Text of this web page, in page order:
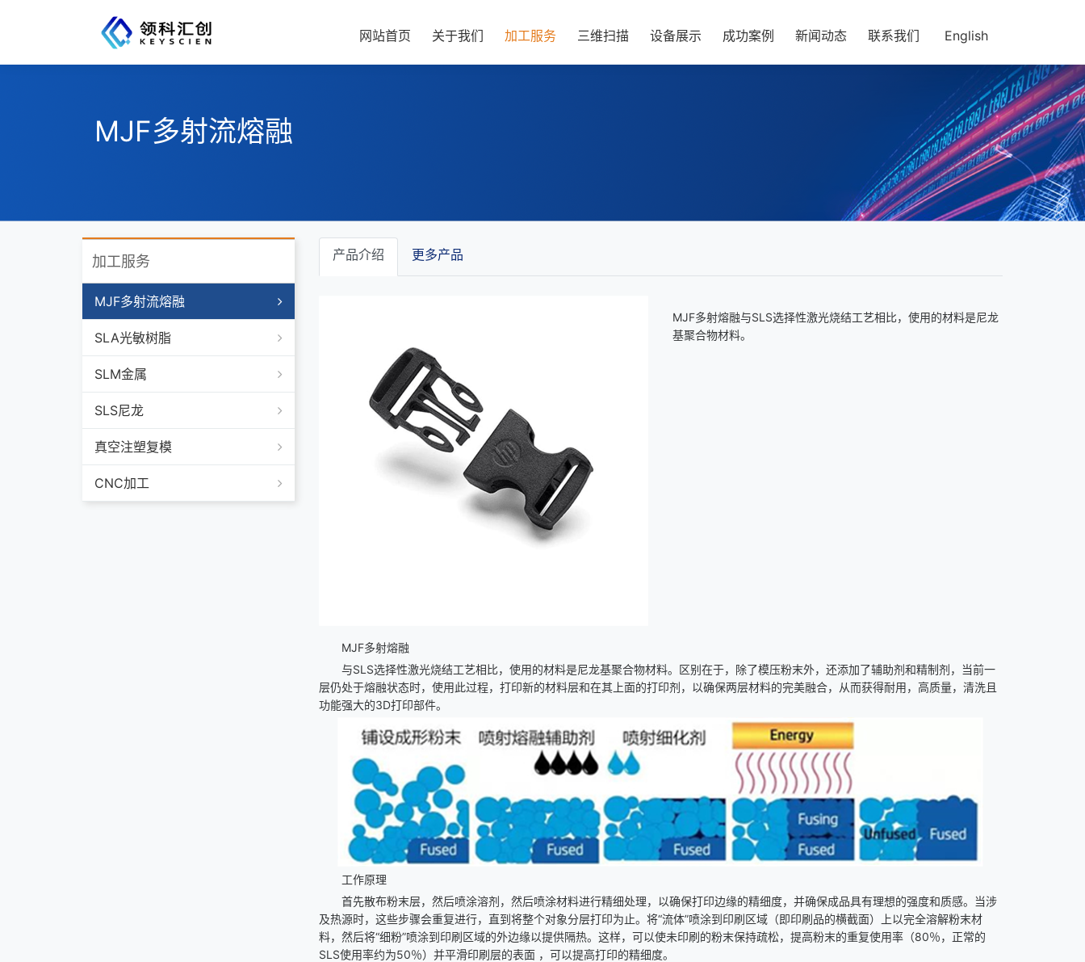
网站首页 关于我们 加工服务 三维扫描 设备展示 成功案例 新闻动态 联系我们 English
MJF多射流熔融
加工服务
MJF多射流熔融
SLA光敏树脂
SLM金属
SLS尼龙
真空注塑复模
CNC加工
产品介绍 更多产品
MJF多射熔融与SLS选择性激光烧结工艺相比，使用的材料是尼龙
基聚合物材料。
MJF多射熔融
与SLS选择性激光烧结工艺相比，使用的材料是尼龙基聚合物材料。区别在于，除了模压粉末外，还添加了辅助剂和精制剂，当前一
层仍处于熔融状态时，使用此过程，打印新的材料层和在其上面的打印剂，以确保两层材料的完美融合，从而获得耐用，高质量，清洗且
功能强大的3D打印部件。
工作原理
首先散布粉末层，然后喷涂溶剂，然后喷涂材料进行精细处理，以确保打印边缘的精细度，并确保成品具有理想的强度和质感。当涉
及热源时，这些步骤会重复进行，直到将整个对象分层打印为止。将“流体”喷涂到印刷区域（即印刷品的横截面）上以完全溶解粉末材
料，然后将“细粉”喷涂到印刷区域的外边缘以提供隔热。这样，可以使未印刷的粉末保持疏松，提高粉末的重复使用率（80％，正常的
SLS使用率约为50％）并平滑印刷层的表面 ，可以提高打印的精细度。